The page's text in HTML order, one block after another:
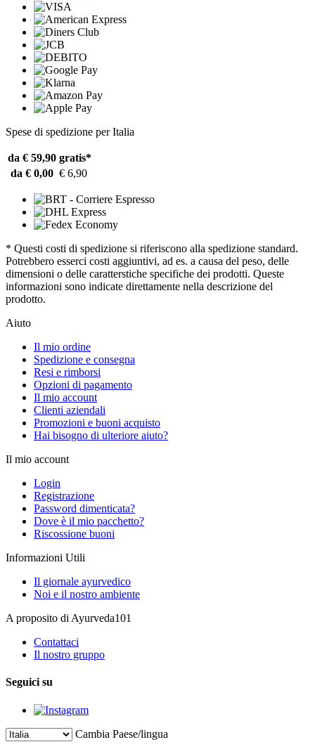
Spese di spedizione per Italia
da € 59,90 gratis*
da € 0,00 € 6,90
* Questi costi di spedizione si riferiscono alla spedizione standard.
Potrebbero esserci costi aggiuntivi, ad es. a causa del peso, delle
dimensioni o delle caratterstiche specifiche dei prodotti. Queste
informazioni sono indicate direttamente nella descrizione del
prodotto.
Aiuto
Il mio ordine
Spedizione e consegna
Resi e rimborsi
Opzioni di pagamento
Il mio account
Clienti aziendali
Promozioni e buoni acquisto
Hai bisogno di ulteriore aiuto?
Il mio account
Login
Registrazione
Password dimenticata?
Dove è il mio pacchetto?
Riscossione buoni
Informazioni Utili
Il giornale ayurvedico
Noi e il nostro ambiente
A proposito di Ayurveda101
Contattaci
Il nostro gruppo
Seguici su
Cambia Paese/lingua